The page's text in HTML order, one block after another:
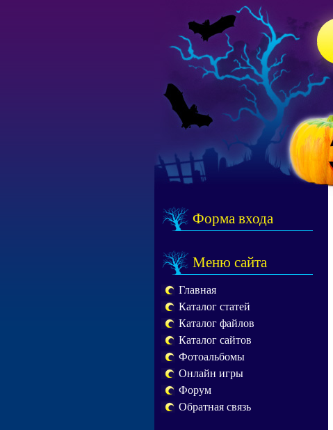
Форма входа
Меню сайта
Главная
Каталог статей
Каталог файлов
Каталог сайтов
Фотоальбомы
Онлайн игры
Форум
Обратная связь